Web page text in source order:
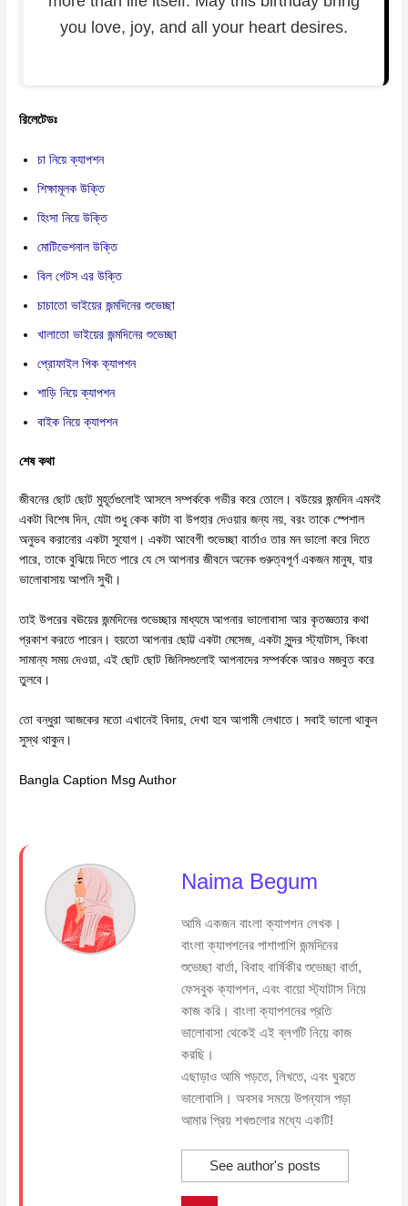
you love, joy, and all your heart desires.
রিলেটেডঃ
চা নিয়ে ক্যাপশন
শিক্ষামূলক উক্তি
হিংসা নিয়ে উক্তি
মোটিভেশনাল উক্তি
বিল গেটস এর উক্তি
চাচাতো ভাইয়ের জন্মদিনের শুভেচ্ছা
খালাতো ভাইয়ের জন্মদিনের শুভেচ্ছা
প্রোফাইল পিক ক্যাপশন
শাড়ি নিয়ে ক্যাপশন
বাইক নিয়ে ক্যাপশন
শেষ কথা
জীবনের ছোট ছোট মুহূর্তগুলোই আসলে সম্পর্ককে গভীর করে তোলে। বউয়ের জন্মদিন এমনই
একটা বিশেষ দিন, যেটা শুধু কেক কাটা বা উপহার দেওয়ার জন্য নয়, বরং তাকে স্পেশাল
অনুভব করানোর একটা সুযোগ। একটা আবেগী শুভেচ্ছা বার্তাও তার মন ভালো করে দিতে
পারে, তাকে বুঝিয়ে দিতে পারে যে সে আপনার জীবনে অনেক গুরুত্বপূর্ণ একজন মানুষ, যার
ভালোবাসায় আপনি সুখী।
তাই উপরের বঊয়ের জন্মদিনের শুভেচ্ছার মাধ্যমে আপনার ভালোবাসা আর কৃতজ্ঞতার কথা
প্রকাশ করতে পারেন। হয়তো আপনার ছোট্ট একটা মেসেজ, একটা সুন্দর স্ট্যাটাস, কিংবা
সামান্য সময় দেওয়া, এই ছোট ছোট জিনিসগুলোই আপনাদের সম্পর্ককে আরও মজবুত করে
তুলবে।
তো বন্ধুরা আজকের মতো এখানেই বিদায়, দেখা হবে আগামী লেখাতে। সবাই ভালো থাকুন
সুস্থ থাকুন।
Bangla Caption Msg Author
Naima Begum
আমি একজন বাংলা ক্যাপশন লেখক।
বাংলা ক্যাপশনের পাশাপাশি জন্মদিনের
শুভেচ্ছা বার্তা, বিবাহ বার্ষিকীর শুভেচ্ছা বার্তা,
ফেসবুক ক্যাপশন, এবং বায়ো স্ট্যাটাস নিয়ে
কাজ করি। বাংলা ক্যাপশনের প্রতি
ভালোবাসা থেকেই এই ব্লগটি নিয়ে কাজ
করছি।
এছাড়াও আমি পড়তে, লিখতে, এবং ঘুরতে
ভালোবাসি। অবসর সময়ে উপন্যাস পড়া
আমার প্রিয় শখগুলোর মধ্যে একটি!
See author's posts